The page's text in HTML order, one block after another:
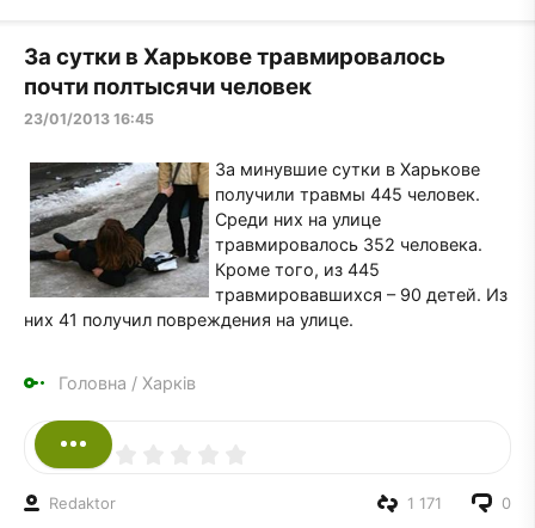
За сутки в Харькове травмировалось
почти полтысячи человек
23/01/2013 16:45
За минувшие сутки в Харькове
получили травмы 445 человек.
Среди них на улице
травмировалось 352 человека.
Кроме того, из 445
травмировавшихся – 90 детей. Из
них 41 получил повреждения на улице.
Головна / Харків
Redaktor 0
1 171